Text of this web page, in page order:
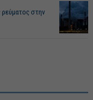
ρεύματος στην